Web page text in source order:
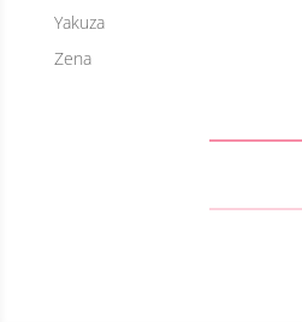
Yakuza
Zena